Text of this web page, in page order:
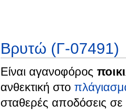
Βρυτώ (Γ-07491)
Είναι αγανοφόρος
ανθεκτική στο
σταθερές αποδόσεις